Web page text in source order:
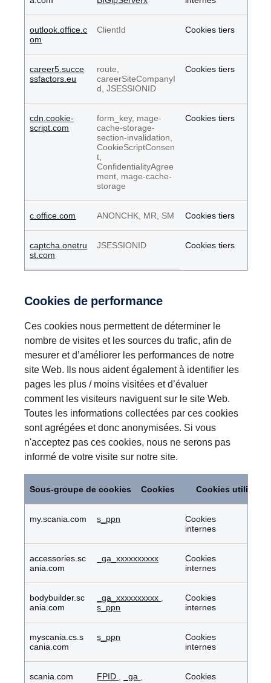
outlook.office.c
om
ClientId Cookies tiers
career5.succe
ssfactors.eu
route,
careerSiteCompanyI
d, JSESSIONID
Cookies tiers
cdn.cookie-
script.com
form_key, mage-
cache-storage-
section-invalidation,
CookieScriptConsen
t,
ConfidentialityAgree
ment, mage-cache-
storage
Cookies tiers
c.office.com ANONCHK, MR, SM Cookies tiers
captcha.onetru
st.com
JSESSIONID Cookies tiers
Cookies de performance
Ces cookies nous permettent de déterminer le
nombre de visites et les sources du trafic, afin de
mesurer et d’améliorer les performances de notre
site Web. Ils nous aident également à identifier les
pages les plus / moins visitées et d’évaluer
comment les visiteurs naviguent sur le site Web.
Toutes les informations collectées par ces cookies
sont agrégées et donc anonymisées. Si vous
n'acceptez pas ces cookies, nous ne serons pas
informé de votre visite sur notre site.
performance
Sous-groupe de cookies Cookies Cookies utilisés
my.scania.com s_ppn
Cookies
internes
accessories.sc
ania.com
_ga_xxxxxxxxxx
Cookies
internes
bodybuilder.sc
ania.com
_ga_xxxxxxxxxx
s_ppn
Cookies
internes
myscania.cs.s
cania.com
s_ppn
Cookies
internes
scania.com FPID _ga
Cookies